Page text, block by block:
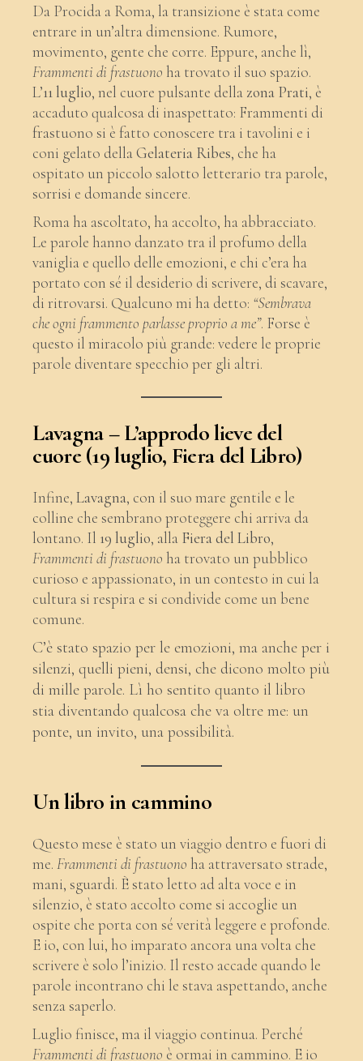
Da Procida a Roma, la transizione è stata come
entrare in un’altra dimensione. Rumore,
movimento, gente che corre. Eppure, anche lì,
Frammenti di frastuono ha trovato il suo spazio.
L’11 luglio, nel cuore pulsante della zona Prati, è
accaduto qualcosa di inaspettato: Frammenti di
frastuono si è fatto conoscere tra i tavolini e i
coni gelato dellaGelateria Ribes, che ha
ospitato un piccolo salotto letterario tra parole,
sorrisi e domande sincere.
Roma ha ascoltato, ha accolto, ha abbracciato.
Le parole hanno danzato tra il profumo della
vaniglia e quello delle emozioni, e chi c’era ha
portato con sé il desiderio di scrivere, di scavare,
di ritrovarsi. Qualcuno mi ha detto: “Sembrava
che ogni frammento parlasse proprio a me”. Forse è
questo il miracolo più grande: vedere le proprie
parole diventare specchio per gli altri.
Lavagna – L’approdo lieve del
cuore (19 luglio, Fiera del Libro)
Infine,Lavagna, con il suo mare gentile e le
colline che sembrano proteggere chi arriva da
lontano. Il 19 luglio, alla Fiera del Libro,
Frammenti di frastuono ha trovato un pubblico
curioso e appassionato, in un contesto in cui la
cultura si respira e si condivide come un bene
comune.
C’è stato spazio per le emozioni, ma anche per i
silenzi, quelli pieni, densi, che dicono molto più
di mille parole. Lì ho sentito quanto il libro
stia diventando qualcosa che va oltre me: un
ponte, un invito, una possibilità.
Un libro in cammino
Questo mese è stato un viaggio dentro e fuori di
me.Frammenti di frastuono ha attraversato strade,
mani, sguardi. È stato letto ad alta voce e in
silenzio, è stato accolto come si accoglie un
ospite che porta con sé verità leggere e profonde.
E io, con lui, ho imparato ancora una volta che
scrivere è solo l’inizio. Il resto accade quando le
parole incontrano chi le stava aspettando, anche
senza saperlo.
Luglio finisce, ma il viaggio continua. Perché
Frammenti di frastuono è ormai in cammino. E io